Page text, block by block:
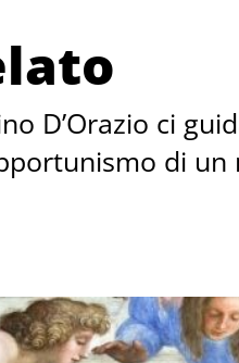
D’Orazio ci
di